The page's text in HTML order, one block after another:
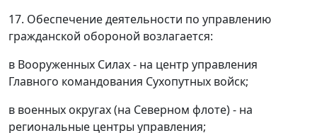
17. Обеспечение деятельности по управлению
гражданской обороной возлагается:
в Вооруженных Силах - на центр управления
Главного командования Сухопутных войск;
в военных округах (на Северном флоте) - на
региональные центры управления;